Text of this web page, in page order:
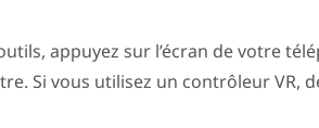
appuyez sur l’écran de votre
Si vous utilisez un contrôleur VR,